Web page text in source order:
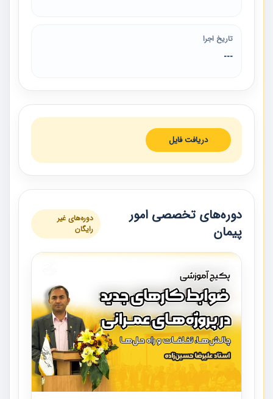
تاریخ اجرا
---
دریافت فایل
دوره‌های تخصصی امور
پیمان
دوره‌های غیر
رایگان